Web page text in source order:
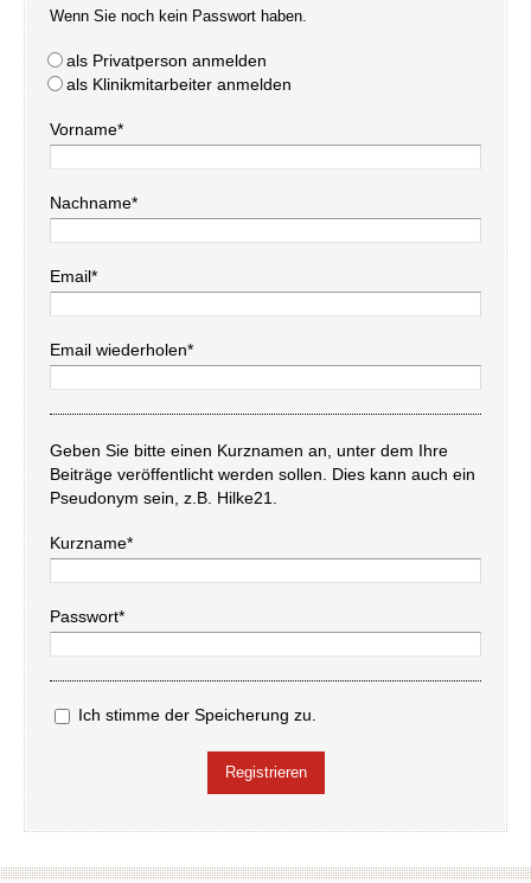
Wenn Sie noch kein Passwort haben.
als Privatperson anmelden
als Klinikmitarbeiter anmelden
Vorname*
Nachname*
Email*
Email wiederholen*
Geben Sie bitte einen Kurznamen an, unter dem Ihre
Beiträge veröffentlicht werden sollen. Dies kann auch ein
Pseudonym sein, z.B. Hilke21.
Kurzname*
Passwort*
Ich stimme der Speicherung zu.